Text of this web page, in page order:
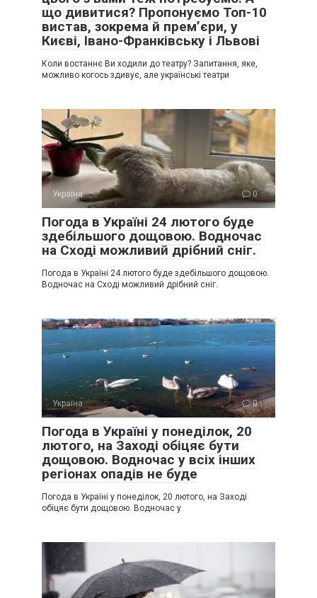
що дивитися? Пропонуємо Топ-10
вистав, зокрема й прем’єри, у
Києві, Івано-Франківську і Львові
Коли востаннє Ви ходили до театру? Запитання, яке,
можливо когось здивує, але українські театри
Україна 0
Погода в Україні 24 лютого буде
здебільшого дощовою. Водночас
на Сході можливий дрібний сніг.
Погода в Україні 24 лютого буде здебільшого дощовою.
Водночас на Сході можливий дрібний сніг.
Україна 0
Погода в Україні у понеділок, 20
лютого, на Заході обіцяє бути
дощовою. Водночас у всіх інших
регіонах опадів не буде
Погода в Україні у понеділок, 20 лютого, на Заході
обіцяє бути дощовою. Водночас у